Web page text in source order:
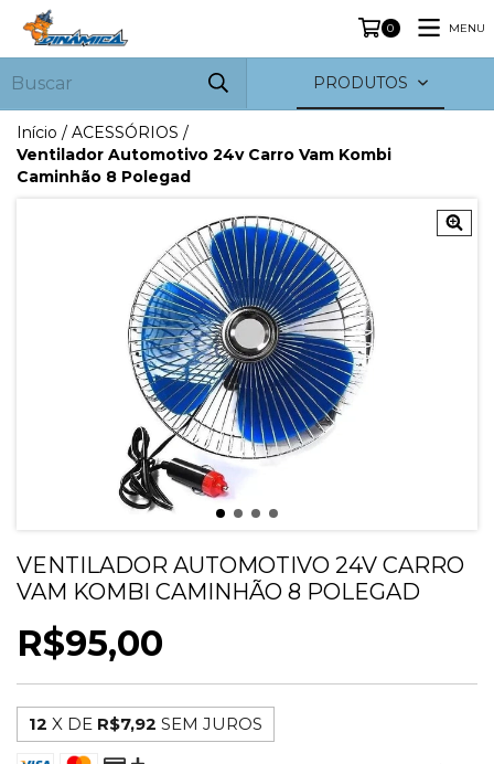
0 MENU
PRODUTOS
Início / ACESSÓRIOS /
Ventilador Automotivo 24v Carro Vam Kombi
Caminhão 8 Polegad
VENTILADOR AUTOMOTIVO 24V CARRO
VAM KOMBI CAMINHÃO 8 POLEGAD
R$95,00
12 X DE R$7,92 SEM JUROS